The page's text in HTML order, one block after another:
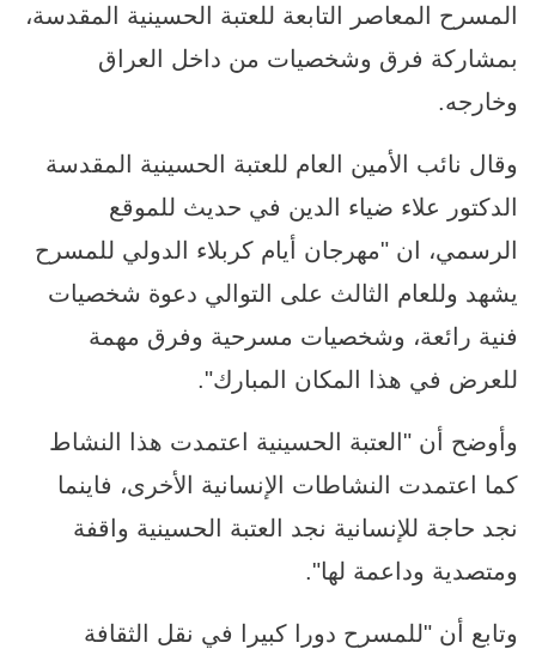
المسرح المعاصر التابعة للعتبة الحسينية المقدسة،
بمشاركة فرق وشخصيات من داخل العراق
وخارجه.
وقال نائب الأمين العام للعتبة الحسينية المقدسة
الدكتور علاء ضياء الدين في حديث للموقع
الرسمي، ان "مهرجان أيام كربلاء الدولي للمسرح
يشهد وللعام الثالث على التوالي دعوة شخصيات
فنية رائعة، وشخصيات مسرحية وفرق مهمة
للعرض في هذا المكان المبارك".
وأوضح أن "العتبة الحسينية اعتمدت هذا النشاط
كما اعتمدت النشاطات الإنسانية الأخرى، فاينما
نجد حاجة للإنسانية نجد العتبة الحسينية واقفة
ومتصدية وداعمة لها".
وتابع أن "للمسرح دورا كبيرا في نقل الثقافة